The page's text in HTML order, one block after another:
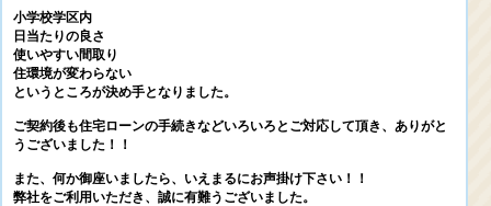
小学校学区内
日当たりの良さ
使いやすい間取り
住環境が変わらない
というところが決め手となりました。
ご契約後も住宅ローンの手続きなどいろいろとご対応して頂き、ありがと
うございました！！
また、何か御座いましたら、いえまるにお声掛け下さい！！
弊社をご利用いただき、誠に有難うございました。